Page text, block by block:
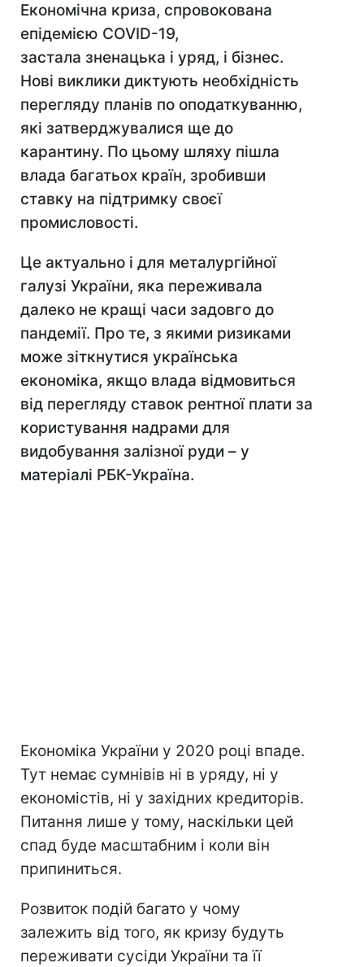
Економічна криза, спровокована
епідемією COVID-19,
застала зненацька і уряд, і бізнес.
Нові виклики диктують необхідність
перегляду планів по оподаткуванню,
які затверджувалися ще до
карантину. По цьому шляху пішла
влада багатьох країн, зробивши
ставку на підтримку своєї
промисловості.
Це актуально і для металургійної
галузі України, яка переживала
далеко не кращі часи задовго до
пандемії. Про те, з якими ризиками
може зіткнутися українська
економіка, якщо влада відмовиться
від перегляду ставок рентної плати за
користування надрами для
видобування залізної руди – у
матеріалі РБК-Україна.
Економіка України у 2020 році впаде.
Тут немає сумнівів ні в уряду, ні у
економістів, ні у західних кредиторів.
Питання лише у тому, наскільки цей
спад буде масштабним і коли він
припиниться.
Розвиток подій багато у чому
залежить від того, як кризу будуть
переживати сусіди України та її